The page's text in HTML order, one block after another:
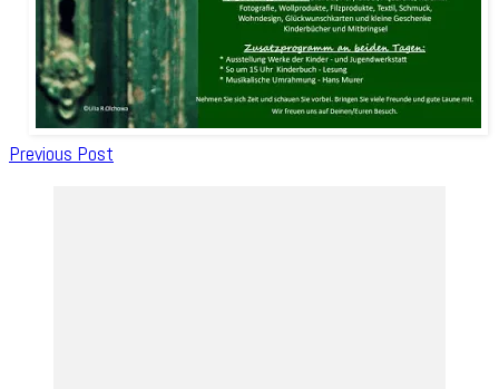
Post
Previous Post